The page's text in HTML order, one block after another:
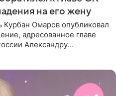
на его жену
Омаров опубликовал
адресованное главе
Александру